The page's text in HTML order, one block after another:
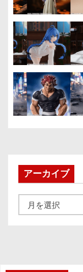
アーカイブ
ー